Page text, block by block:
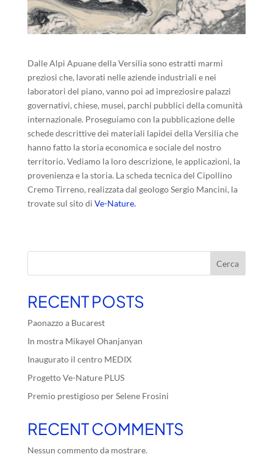
Dalle Alpi Apuane della Versilia sono estratti marmi
preziosi che, lavorati nelle aziende industriali e nei
laboratori del piano, vanno poi ad impreziosire palazzi
governativi, chiese, musei, parchi pubblici della comunità
internazionale. Proseguiamo con la pubblicazione delle
schede descrittive dei materiali lapidei della Versilia che
hanno fatto la storia economica e sociale del nostro
territorio. Vediamo la loro descrizione, le applicazioni, la
provenienza e la storia. La scheda tecnica del Cipollino
Cremo Tirreno, realizzata dal geologo Sergio Mancini, la
trovate sul sito di Ve-Nature.
Cerca
RECENT POSTS
Paonazzo a Bucarest
In mostra Mikayel Ohanjanyan
Inaugurato il centro MEDIX
Progetto Ve-Nature PLUS
Premio prestigioso per Selene Frosini
RECENT COMMENTS
Nessun commento da mostrare.